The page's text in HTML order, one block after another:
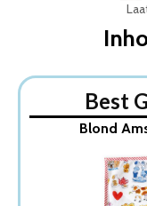
1. Blond
2.
3. Walra
4.
5. DDDDD
Best
Blond